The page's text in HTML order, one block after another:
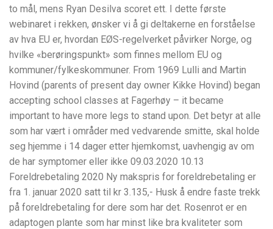
to mål, mens Ryan Desilva scoret ett. I dette første
webinaret i rekken, ønsker vi å gi deltakerne en forståelse
av hva EU er, hvordan EØS-regelverket påvirker Norge, og
hvilke «berøringspunkt» som finnes mellom EU og
kommuner/fylkeskommuner. From 1969 Lulli and Martin
Hovind (parents of present day owner Kikke Hovind) began
accepting school classes at Fagerhøy – it became
important to have more legs to stand upon. Det betyr at alle
som har vært i områder med vedvarende smitte, skal holde
seg hjemme i 14 dager etter hjemkomst, uavhengig av om
de har symptomer eller ikke 09.03.2020 10.13
Foreldrebetaling 2020 Ny makspris for foreldrebetaling er
fra 1. januar 2020 satt til kr 3.135,- Husk å endre faste trekk
på foreldrebetaling for dere som har det. Rosenrot er en
adaptogen plante som har minst like bra kvaliteter som